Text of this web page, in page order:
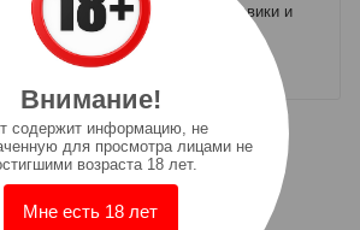
Ягодная жвачка со вкусом ежевики и
цитрусового лимонада
ДОПОЛНИТЕЛЬНО
Внимание!
содержит информацию, не
для просмотра лицами не
возраста 18 лет.
Мне есть 18 лет